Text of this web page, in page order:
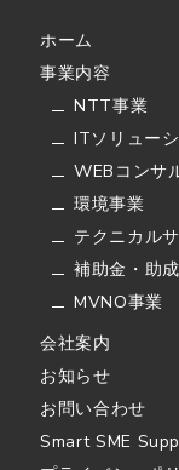
ホーム
事業内容
NTT事業
ITソリュー
WEBコンサ
環境事業
テクニカル
補助金・助
MVNO事業
会社案内
お知らせ
お問い合わせ
Smart SME